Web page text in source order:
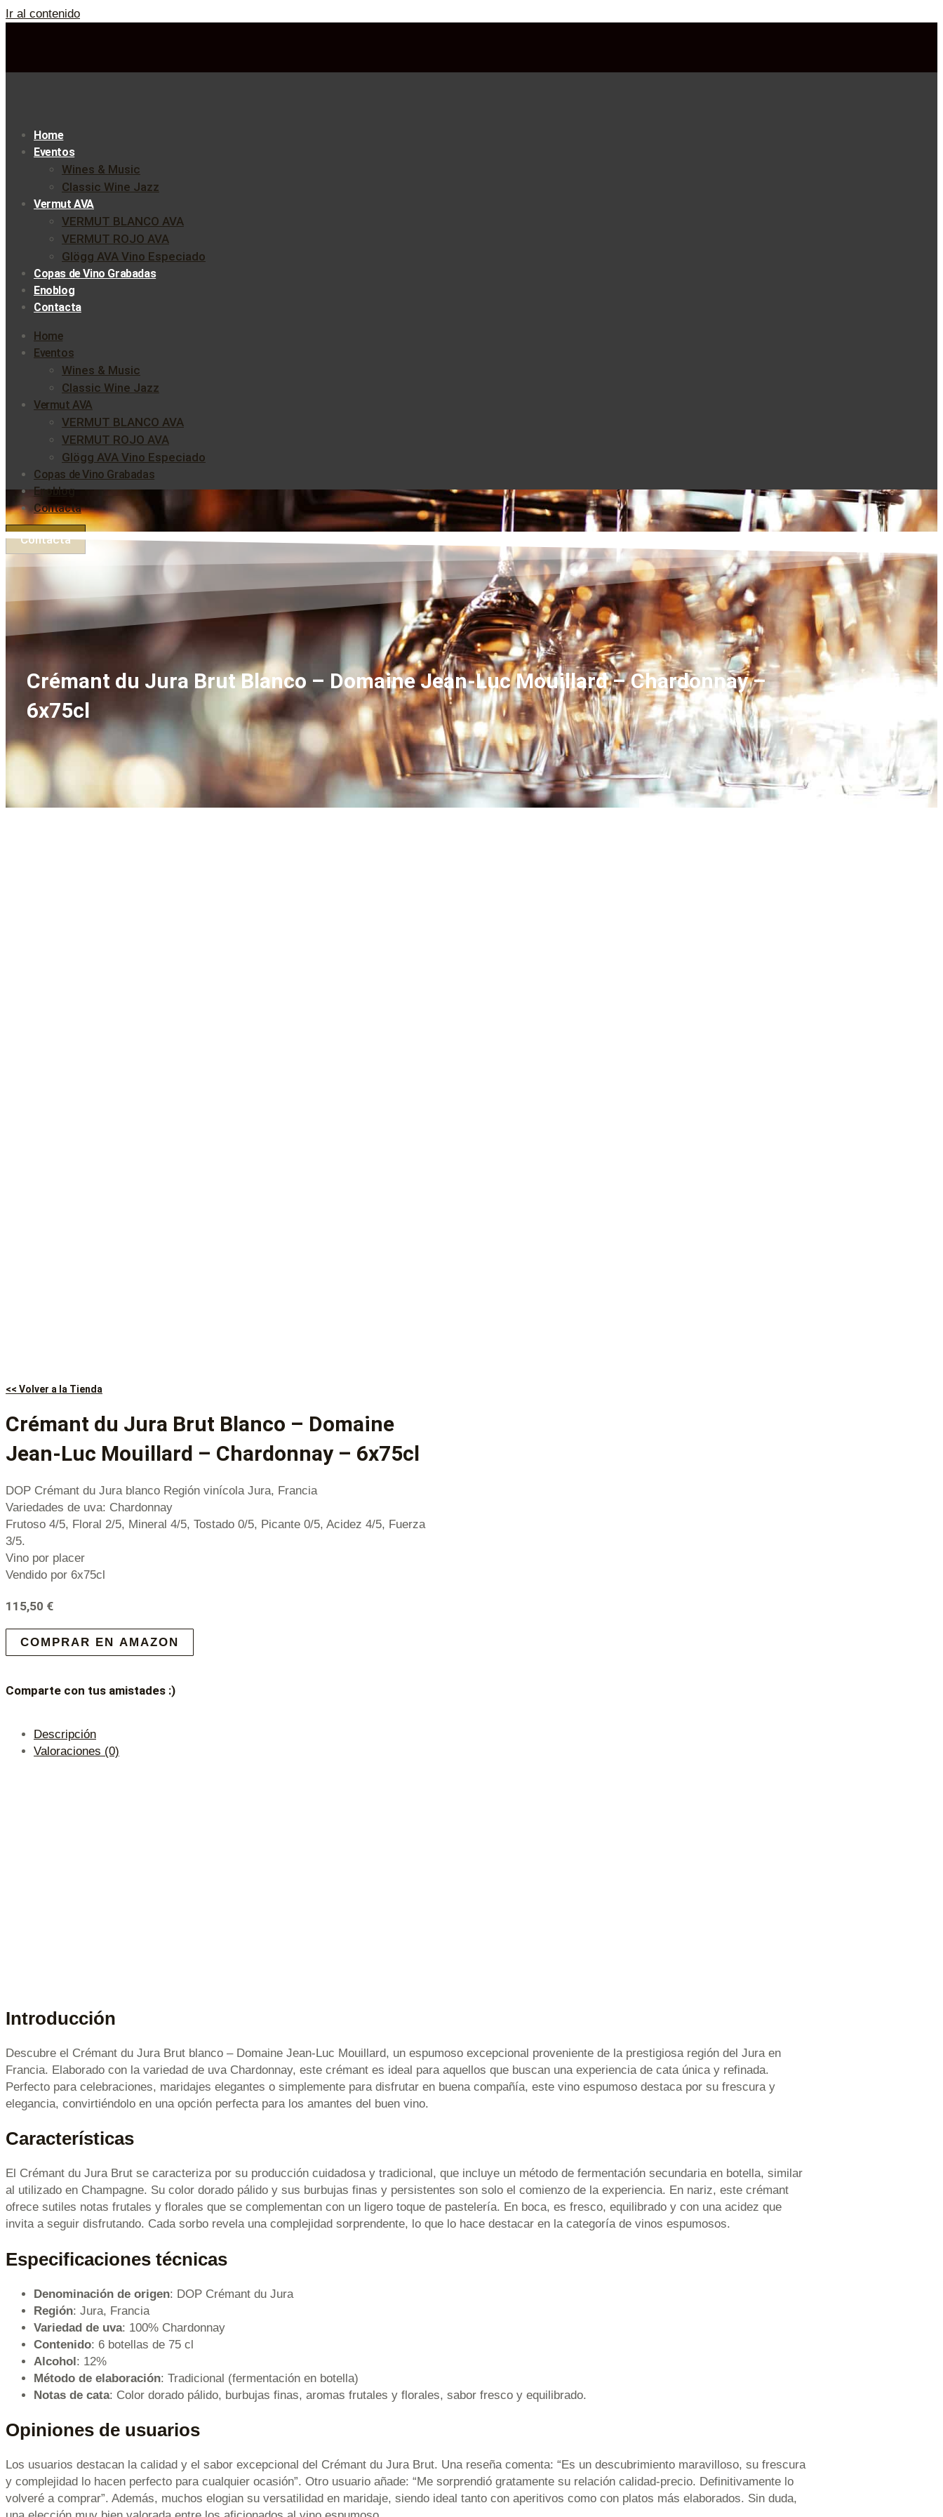
Ir al contenido
Home
Eventos
Wines & Music
Classic Wine Jazz
Vermut AVA
VERMUT BLANCO AVA
VERMUT ROJO AVA
Glögg AVA Vino Especiado
Copas de Vino Grabadas
Enoblog
Contacta
Home
Eventos
Wines & Music
Classic Wine Jazz
Vermut AVA
VERMUT BLANCO AVA
VERMUT ROJO AVA
Glögg AVA Vino Especiado
Copas de Vino Grabadas
Enoblog
Contacta
Contacta
Crémant du Jura Brut Blanco – Domaine Jean-Luc Mouillard – Chardonnay –
6x75cl
<< Volver a la Tienda
Crémant du Jura Brut Blanco – Domaine
Jean-Luc Mouillard – Chardonnay – 6x75cl
DOP Crémant du Jura blanco Región vinícola Jura, Francia
Variedades de uva: Chardonnay
Frutoso 4/5, Floral 2/5, Mineral 4/5, Tostado 0/5, Picante 0/5, Acidez 4/5, Fuerza
3/5.
Vino por placer
Vendido por 6x75cl
115,50 €
COMPRAR EN AMAZON
Comparte con tus amistades :)
Descripción
Valoraciones (0)
Introducción
Descubre el Crémant du Jura Brut blanco – Domaine Jean-Luc Mouillard, un espumoso excepcional proveniente de la prestigiosa región del Jura en
Francia. Elaborado con la variedad de uva Chardonnay, este crémant es ideal para aquellos que buscan una experiencia de cata única y refinada.
Perfecto para celebraciones, maridajes elegantes o simplemente para disfrutar en buena compañía, este vino espumoso destaca por su frescura y
elegancia, convirtiéndolo en una opción perfecta para los amantes del buen vino.
Características
El Crémant du Jura Brut se caracteriza por su producción cuidadosa y tradicional, que incluye un método de fermentación secundaria en botella, similar
al utilizado en Champagne. Su color dorado pálido y sus burbujas finas y persistentes son solo el comienzo de la experiencia. En nariz, este crémant
ofrece sutiles notas frutales y florales que se complementan con un ligero toque de pastelería. En boca, es fresco, equilibrado y con una acidez que
invita a seguir disfrutando. Cada sorbo revela una complejidad sorprendente, lo que lo hace destacar en la categoría de vinos espumosos.
Especificaciones técnicas
Denominación de origen: DOP Crémant du Jura
Región: Jura, Francia
Variedad de uva: 100% Chardonnay
Contenido: 6 botellas de 75 cl
Alcohol: 12%
Método de elaboración: Tradicional (fermentación en botella)
Notas de cata: Color dorado pálido, burbujas finas, aromas frutales y florales, sabor fresco y equilibrado.
Opiniones de usuarios
Los usuarios destacan la calidad y el sabor excepcional del Crémant du Jura Brut. Una reseña comenta: “Es un descubrimiento maravilloso, su frescura
y complejidad lo hacen perfecto para cualquier ocasión”. Otro usuario añade: “Me sorprendió gratamente su relación calidad-precio. Definitivamente lo
volveré a comprar”. Además, muchos elogian su versatilidad en maridaje, siendo ideal tanto con aperitivos como con platos más elaborados. Sin duda,